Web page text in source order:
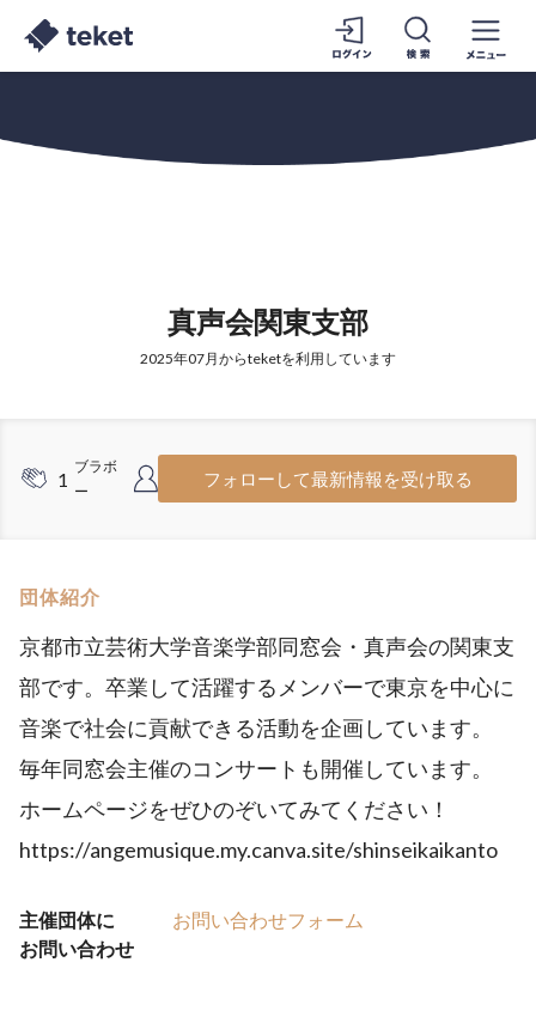
真声会関東支部
2025年07月からteketを利用しています
1
ブラボ
ー
ー
フォローして最新情報を受け取る
団体紹介
京都市立芸術大学音楽学部同窓会・真声会の関東支
部です。卒業して活躍するメンバーで東京を中心に
音楽で社会に貢献できる活動を企画しています。
毎年同窓会主催のコンサートも開催しています。
ホームページをぜひのぞいてみてください！
https://angemusique.my.canva.site/shinseikaikanto
主催団体に
お問い合わせ
お問い合わせフォーム